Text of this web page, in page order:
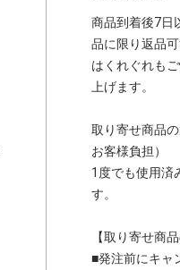
商品到着後7日
品に限り返品
はくれぐれも
上げます。
取り寄せ商品
お客様負担）
1度でも使用済
す。
【取り寄せ商
■発注前にキャ